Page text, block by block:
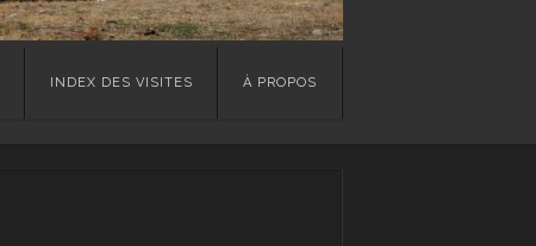
INDEX DES VISITES À PROPOS